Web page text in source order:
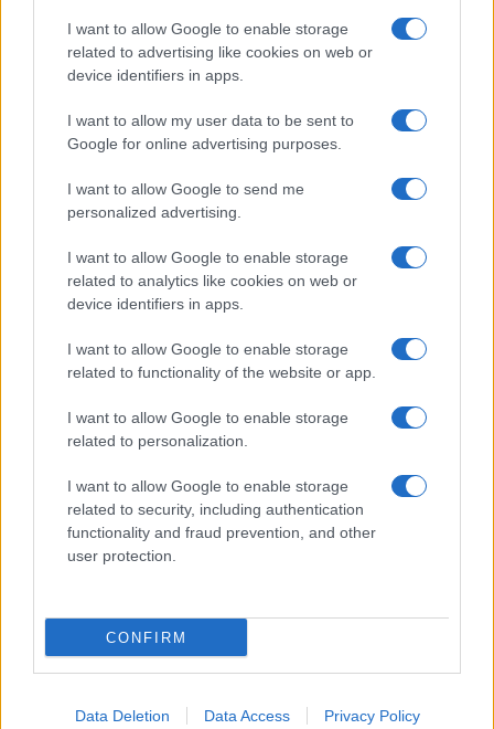
I want to allow Google to enable storage
related to advertising like cookies on web or
device identifiers in apps.
I want to allow my user data to be sent to
Google for online advertising purposes.
I want to allow Google to send me
personalized advertising.
I want to allow Google to enable storage
related to analytics like cookies on web or
device identifiers in apps.
I want to allow Google to enable storage
related to functionality of the website or app.
I want to allow Google to enable storage
related to personalization.
I want to allow Google to enable storage
related to security, including authentication
functionality and fraud prevention, and other
user protection.
CONFIRM
Data Deletion Data Access Privacy Policy
Tuo Benessereè il magazine che approfondisce notizie
di salute e benessere. Prenditi cura del tuo corpo per
raggiungere il tuo benessere psicofisico. Consigli e
curiosità notizie dedicate su fitness, alimentazione,
troverai guide sul sesso e la coppia scritti dai nostri
esperti del settore. Per segnalare alla redazione
eventuali errori nell’uso del materiale riservato,
scriveteci a info@adhubmedia.com: provvederemo
prontamente alla rimozione del materiale lesivo di
diritti di terzi.
Milano n.68 in data 01/03/2018|Contattaci-Pubblicità-
Cookie
-Privacy Policy-Preferenze Privacy
Copyright © 2024 |Tuo Benessere- Edito in Italia da
AdHub Media
- P.IVA 13542920965 Numero REA 2729933 - All Rights Reserved.
I magazine diNotizie.it:Donne Magazine|Viaggiamo|Offerte Shopping
Tuo Benessere|Motori Magazine
Cineverse Magazine|Professione Lavoro
Tutti i contenuti sono prodotti in maniera ibrida da una tecnologia
proprietaria di Intelligenza Artificiale e da creators indipendenti.